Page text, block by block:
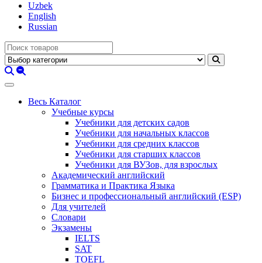
Uzbek
English
Russian
Весь Каталог
Учебные курсы
Учебники для детских садов
Учебники для начальных классов
Учебники для средних классов
Учебники для старших классов
Учебники для ВУЗов, для взрослых
Академический английский
Грамматика и Практика Языка
Бизнес и профессиональный английский (ESP)
Для учителей
Словари
Экзамены
IELTS
SAT
TOEFL